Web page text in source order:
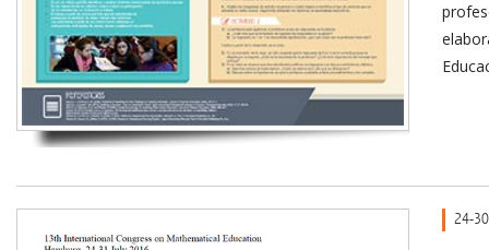
24-